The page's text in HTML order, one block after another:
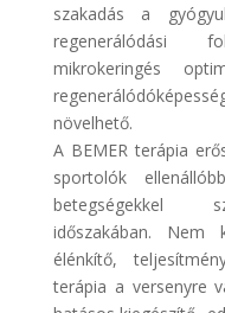
szakadás a
regenerálódási
mikrokeringés
növelhető.
A BEMER terápia
sportolók
betegségekkel
időszakában. Nem
élénkítő,
terápia a versenyre